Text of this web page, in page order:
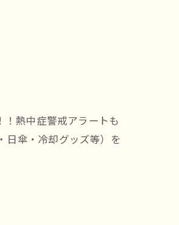
熱中症警戒アラートも
日傘・冷却グッズ等）を